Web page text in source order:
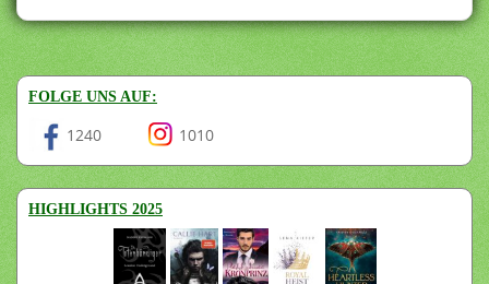
FOLGE UNS AUF:
1240 1010
HIGHLIGHTS 2025